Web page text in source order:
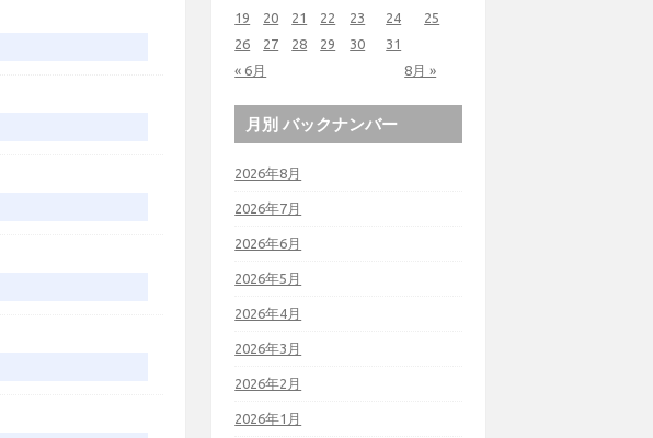
« 6月 8月 »
19
20 21 22 23 24
25
26
27 28 29 30 31
月別 バックナンバー
2026年8月
2026年7月
2026年6月
2026年5月
2026年4月
2026年3月
2026年2月
2026年1月